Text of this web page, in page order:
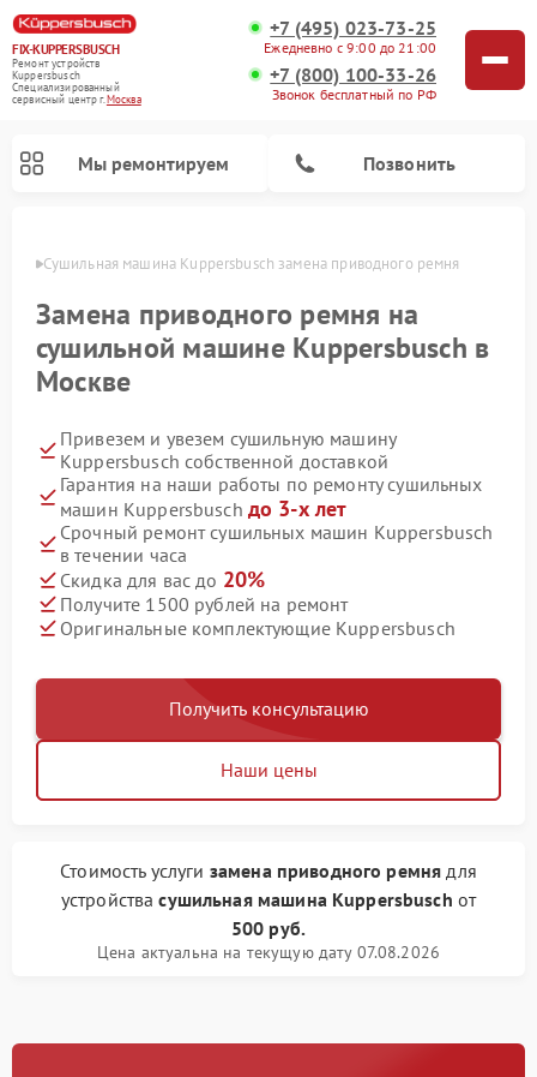
FIX-KUPPERSBUSCH
Ремонт устройств
Kuppersbusch
Специализированный
cервисный центр г.Москва
+7 (495) 023-73-25
Ежедневно с 9:00 до 21:00
+7 (800) 100-33-26
Звонок бесплатный по РФ
Мы ремонтируем Позвонить
Сушильная машина Kuppersbusch замена приводного ремня
Замена приводного ремня на
сушильной машине Kuppersbusch в
Москве
Привезем и увезем сушильную машину
Kuppersbusch собственной доставкой
Гарантия на наши работы по ремонту сушильных
машин Kuppersbusch до 3-х лет
Срочный ремонт сушильных машин Kuppersbusch
в течении часа
Скидка для вас до 20%
Получите 1500 рублей на ремонт
Оригинальные комплектующие Kuppersbusch
Получить консультацию
Наши цены
Стоимость услуги замена приводного ремня для
устройствасушильная машина Kuppersbusch от
500 руб.
Цена актуальна на текущую дату 07.08.2026